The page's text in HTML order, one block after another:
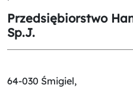
Przedsiębiorstwo
Sp.J.
64-030 Śmigiel,